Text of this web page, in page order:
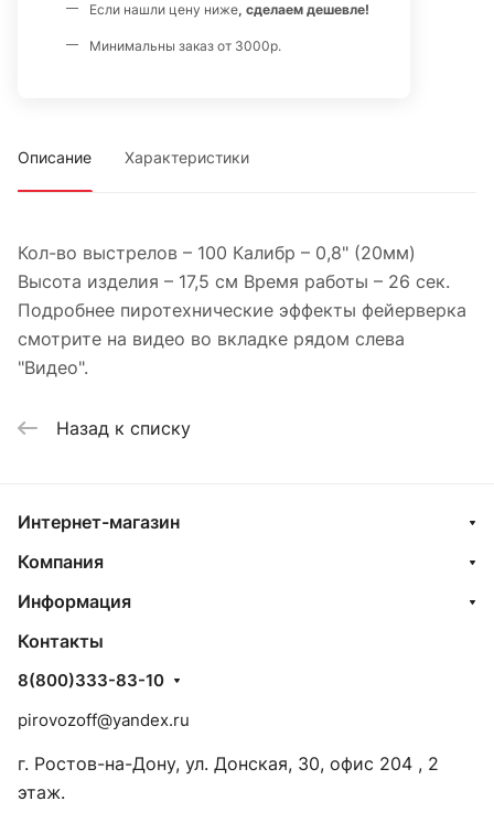
Если нашли цену ниже, сделаем дешевле!
Минимальны заказ от 3000р.
Описание Характеристики
Кол-во выстрелов – 100 Калибр – 0,8" (20мм)
Высота изделия – 17,5 см Время работы – 26 сек.
Подробнее пиротехнические эффекты фейерверка
смотрите на видео во вкладке рядом слева
"Видео".
Назад к списку
Интернет-магазин
Компания
Информация
Контакты
8(800)333-83-10
pirovozoff@yandex.ru
г. Ростов-на-Дону, ул. Донская, 30, офис 204 , 2
этаж.